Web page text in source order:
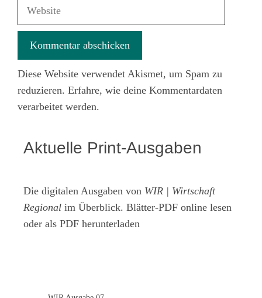
Diese Website verwendet Akismet, um Spam zu
reduzieren. Erfahre, wie deine Kommentardaten
verarbeitet werden.
Aktuelle Print-Ausgaben
Die digitalen Ausgaben von WIR | Wirtschaft
Regional im Überblick. Blätter-PDF online lesen
oder als PDF herunterladen